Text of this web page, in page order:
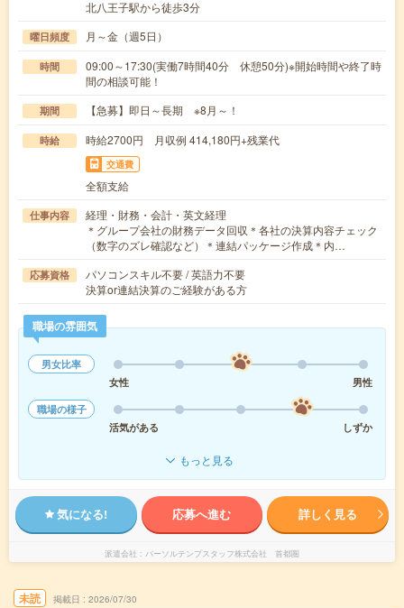
北八王子駅から徒歩3分
曜日頻度 月～金（週5日）
時間
09:00～17:30(実働7時間40分 休憩50分)※開始時間や終了時
間の相談可能！
期間 【急募】即日～長期 ※8月～！
時給 時給2700円 月収例 414,180円+残業代
交通費
全額支給
仕事内容
経理・財務・会計・英文経理
＊グループ会社の財務データ回収＊各社の決算内容チェック
（数字のズレ確認など）＊連結パッケージ作成＊内…
応募資格
パソコンスキル不要 / 英語力不要
決算or連結決算のご経験がある方
職場の雰囲気
男女比率
女性
男性
職場の様子
活気がある
しずか
もっと見る
気になる! 応募へ進む 詳しく見る
派遣会社 パーソルテンプスタッフ株式会社 首都圏
未読 掲載日 2026/07/30